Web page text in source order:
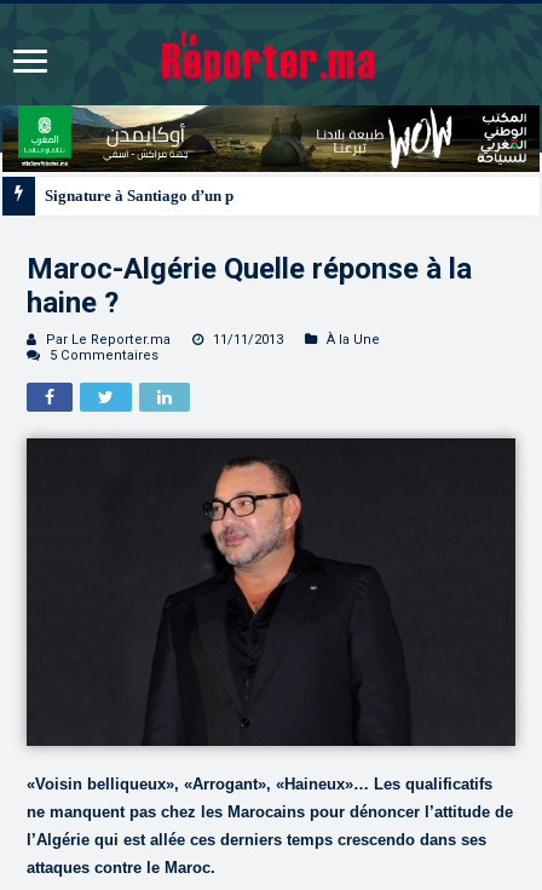
Maroc-Algérie Quelle réponse à la
haine ?
Par Le Reporter.ma 11/11/2013
À la Une
5 Commentaires
«Voisin belliqueux», «Arrogant», «Haineux»… Les qualificatifs
ne manquent pas chez les Marocains pour dénoncer l’attitude de
l’Algérie qui est allée ces derniers temps crescendo dans ses
attaques contre le Maroc.